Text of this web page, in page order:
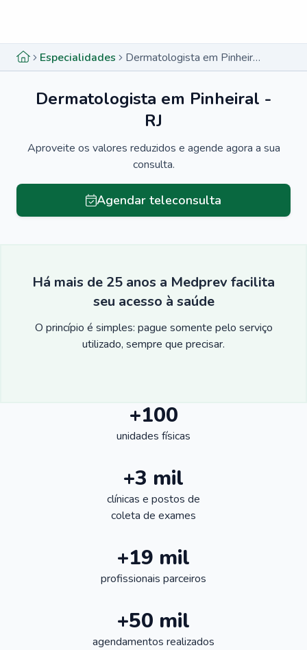
Especialidades Dermatologista em Pinheiral - RJ
Dermatologista em Pinheiral -
RJ
Aproveite os valores reduzidos e agende agora a sua
consulta.
Agendar teleconsulta
Há mais de 25 anos a Medprev facilita
seu acesso à saúde
O princípio é simples: pague somente pelo serviço
utilizado, sempre que precisar.
+100
unidades físicas
+3 mil
clínicas e postos de
coleta de exames
+19 mil
profissionais parceiros
+50 mil
agendamentos realizados